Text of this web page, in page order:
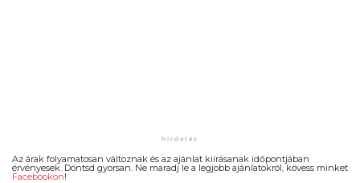
Az árak folyamatosan változnak és az ajánlat kiírásanak időpontjában
érvényesek. Döntsd gyorsan. Ne maradj le a legjobb ajánlatokról, kövess minket
Facebookon!